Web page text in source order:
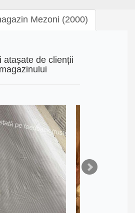
Mezoni (2000)
atașate de clienții
magazinului